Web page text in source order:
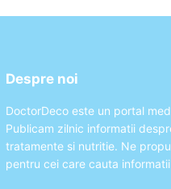
Despre noi
DoctorDeco este un portal
Publicam zilnic informatii
tratamente si nutritie. Ne
pentru cei care cauta